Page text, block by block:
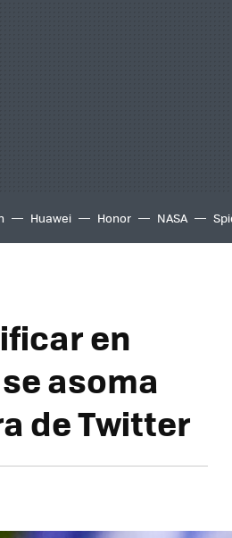
Huawei Honor NASA
en
asoma
de Twitter